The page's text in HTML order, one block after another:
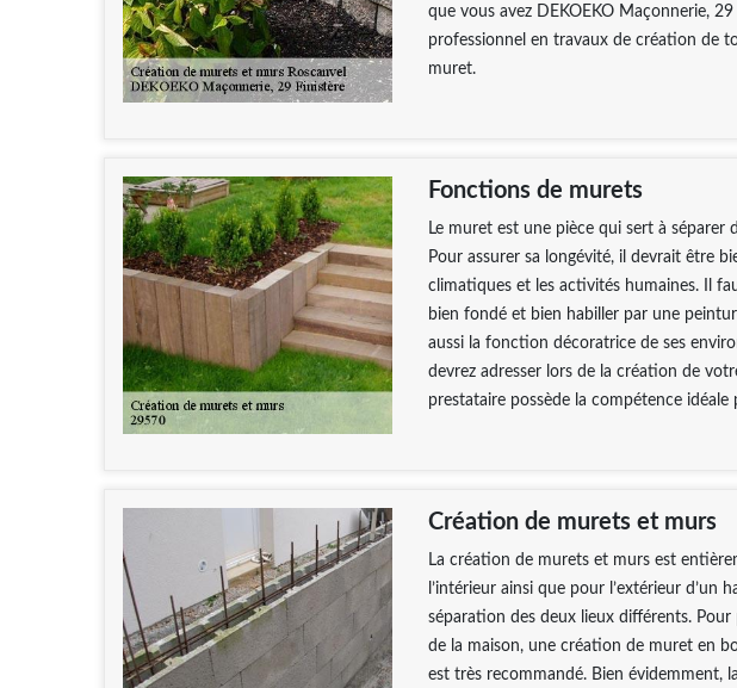
que vous avez DEKOEKO Maçonnerie,
professionnel en travaux de création de
muret.
Fonctions de murets
Le muret est une pièce qui sert à séparer
Pour assurer sa longévité, il devrait être
climatiques et les activités humaines. Il
bien fondé et bien habiller par une
aussi la fonction décoratrice de ses
devrez adresser lors de la création de
prestataire possède la compétence
Création de murets et murs
La création de murets et murs est
l’intérieur ainsi que pour l’extérieur d’un
séparation des deux lieux différents.
de la maison, une création de muret en
est très recommandé. Bien évidemment,